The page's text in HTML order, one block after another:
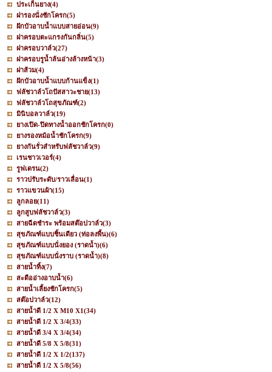
ประเก็นยาง(4)
ฝารองนั่งชักโครก(5)
ฝักบัวอาบน้ำแบบสายอ่อน(9)
ฝาครอบตะแกรงกันกลิ่น(5)
ฝาครอบวาล์ว(27)
ฝาครอบรูน้ำล้นอ่างล้างหน้า(3)
ฝาส้วม(4)
ฝักบัวอาบน้ำแบบก้านแข็ง(1)
ฟลัชวาล์วโถปัสสาวะชาย(13)
ฟลัชวาล์วโถสุขภัณฑ์(2)
มินิบอลวาล์ว(19)
ยางเปิด-ปิดทางน้ำออกชักโครก(0)
ยางรองหม้อน้ำชักโครก(9)
ยางกันรั่วสำหรับฟลัชวาล์ว(9)
เรนชาวเวอร์(4)
รูฟเดรน(2)
ราวปรับระดับ/ราวเลื่อน(1)
ราวแขวนผ้า(15)
ลูกลอย(11)
ลูกสูบฟลัชวาล์ว(3)
สายฉีดชำระ พร้อมสต๊อปวาล์ว(3)
สุขภัณฑ์แบบชิ้นเดียว (ท่อลงพื้น)(6)
สุขภัณฑ์แบบนั่งยอง (ราดน้ำ)(6)
สุขภัณฑ์แบบนั่งราบ (ราดน้ำ)(8)
สายน้ำทิ้ง(7)
สะดืออ่างอาบน้ำ(6)
สายน้ำเลี้ยงชักโครก(5)
สต๊อปวาล์ว(12)
สายน้ำดี 1/2 X M10 X1(34)
สายน้ำดี 1/2 X 3/4(33)
สายน้ำดี 3/4 X 3/4(34)
สายน้ำดี 5/8 X 5/8(31)
สายน้ำดี 1/2 X 1/2(137)
สายน้ำดี 1/2 X 5/8(56)